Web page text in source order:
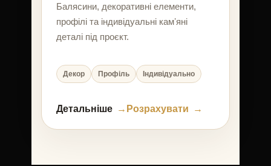
Балясини, декоративні елементи,
профілі та індивідуальні камʼяні
деталі під проєкт.
Декор Профіль Індивідуально
Детальніше Розрахувати